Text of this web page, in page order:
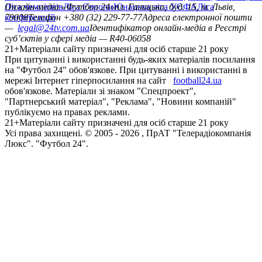
Ліга чемпіонівЛіга ЄвропиЮнацька ліга УЄФАЛіга
конференцій
Онлайн-медіа «Футбол 24»пл. Галицька, буд. 15, м. Львів,
79008Телефон +380 (32) 229-77-77Адреса електронної пошти
— legal@24tv.com.uaІдентифікатор онлайн-медіа в Реєстрі
суб’єктів у сфері медіа — R40-06058
21+Матеріали сайту призначені для осіб старше 21 року
При цитуванні і використанні будь-яких матеріалів посилання
на "Футбол 24" обов'язкове. При цитуванні і використанні в
мережі Інтернет гіперпосилання на сайт
football24.ua
обов'язкове. Матеріали зі знаком "Спецпроект",
"Партнерський матеріал", "Реклама", "Новини компаній"
публікуємо на правах реклами.
21+Матеріали сайту призначені для осіб старше 21 року
Усi права захищенi. © 2005 - 2026 , ПрАТ "Телерадіокомпанія
Люкс". "Футбол 24".